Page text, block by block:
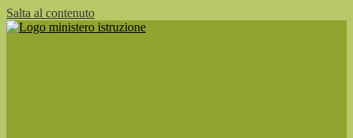
Salta al contenuto